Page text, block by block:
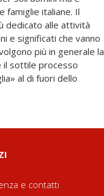
famiglie italiane. Il
dedicato alle attività
e significati che vanno
più in generale la
il sottile processo
al di fuori dello
di serie A, il libro
campo di gioco, quali
proiettano nei circuiti
in tutto questo ai
e contatti